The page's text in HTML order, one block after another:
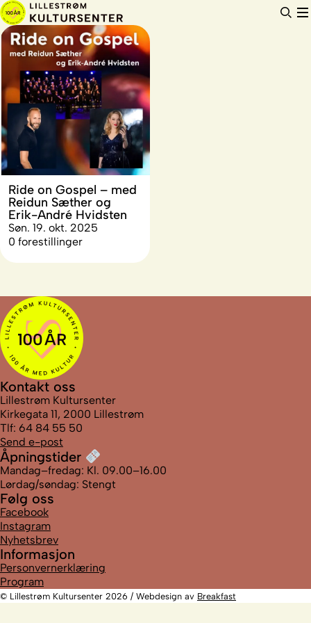
Hopp
til
innhold
Ride on Gospel – med
Reidun Sæther og
Erik-André Hvidsten
Søn. 19. okt. 2025
0 forestillinger
Kontakt oss
Lillestrøm Kultursenter
Kirkegata 11, 2000 Lillestrøm
Tlf: 64 84 55 50
Send e-post
Åpningstider
Mandag–fredag: Kl. 09.00–16.00
Lørdag/søndag: Stengt
Følg oss
Facebook
Instagram
Nyhetsbrev
Informasjon
Personvernerklæring
Program
© Lillestrøm Kultursenter 2026 / Webdesign av Breakfast